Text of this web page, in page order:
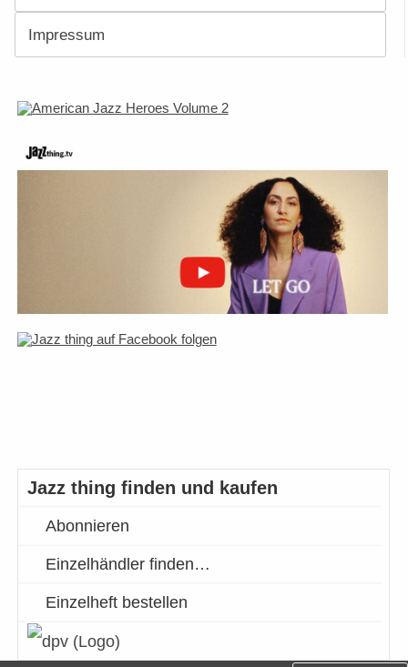
Impressum
Jazz thing finden und kaufen
Abonnieren
Einzelhändler finden…
Einzelheft bestellen